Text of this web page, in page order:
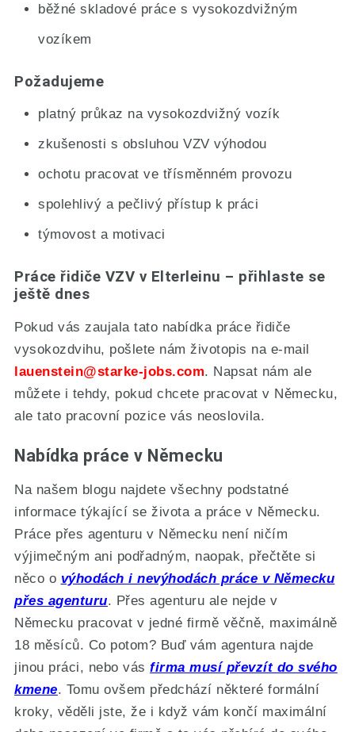
běžné skladové práce s vysokozdvižným
vozíkem
Požadujeme
platný průkaz na vysokozdvižný vozík
zkušenosti s obsluhou VZV výhodou
ochotu pracovat ve třísměnném provozu
spolehlivý a pečlivý přístup k práci
týmovost a motivaci
Práce řidiče VZV v Elterleinu – přihlaste se
ještě dnes
Pokud vás zaujala tato nabídka práce řidiče
vysokozdvihu, pošlete nám životopis na e-mail
lauenstein@starke-jobs.com. Napsat nám ale
můžete i tehdy, pokud chcete pracovat v Německu,
ale tato pracovní pozice vás neoslovila.
Nabídka práce v Německu
Na našem blogu najdete všechny podstatné
informace týkající se života a práce v Německu.
Práce přes agenturu v Německu není ničím
výjimečným ani podřadným, naopak, přečtěte si
něco o výhodách i nevýhodách práce v Německu
přes agenturu. Přes agenturu ale nejde v
Německu pracovat v jedné firmě věčně, maximálně
18 měsíců. Co potom? Buď vám agentura najde
jinou práci, nebo vásfirma musí převzít do svého
kmene. Tomu ovšem předchází některé formální
kroky, věděli jste, že i když vám končí maximální